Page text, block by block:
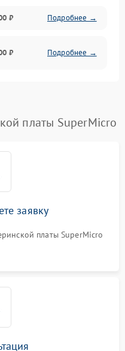
₽ Подробнее →
₽ Подробнее →
платы SuperMicro
заявку
платы SuperMicro